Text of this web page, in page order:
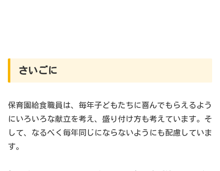
さいごに
保育園給食職員は、毎年子どもたちに喜んでもらえるよう
にいろいろな献立を考え、盛り付け方も考えています。そ
して、なるべく毎年同じにならないようにも配慮していま
す。